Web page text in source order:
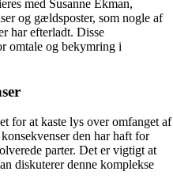
med Susanne Ekman,
og gældsposter, som nogle af
har efterladt. Disse
omtale og bekymring i
for at kaste lys over omfanget af
den har haft for
parter. Det er vigtigt at
diskuterer denne komplekse